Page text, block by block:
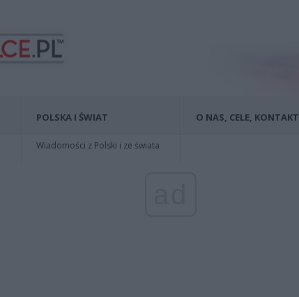
POLSKA I ŚWIAT
Wiadomości z Polski i ze świata
O NAS, CELE, KONTAKT